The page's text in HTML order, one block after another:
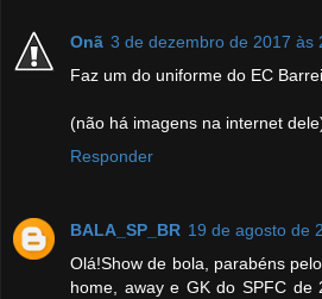
Onã 3 de dezembro de 2017 às
Faz um do uniforme do EC
(não há imagens na internet
Responder
BALA_SP_BR 19 de agosto de
Olá!Show de bola, parabéns
home, away e GK do SPFC de